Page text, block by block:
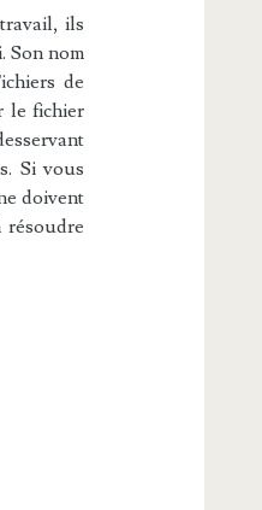
ils
Son nom
de
le fichier
Si vous
doivent
résoudre